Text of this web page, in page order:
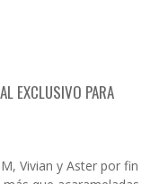
EXCLUSIVO PARA
Vivian y Aster por fin